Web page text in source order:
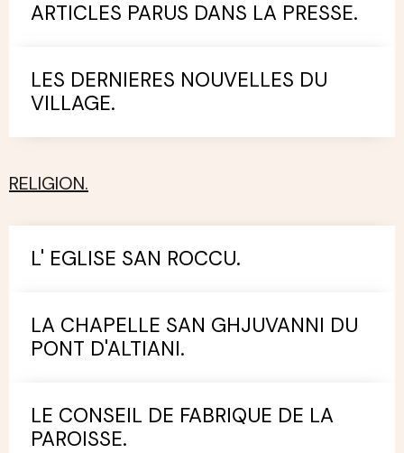
ARTICLES PARUS DANS LA PRESSE.
LES DERNIERES NOUVELLES DU
VILLAGE.
RELIGION.
L' EGLISE SAN ROCCU.
LA CHAPELLE SAN GHJUVANNI DU
PONT D'ALTIANI.
LE CONSEIL DE FABRIQUE DE LA
PAROISSE.